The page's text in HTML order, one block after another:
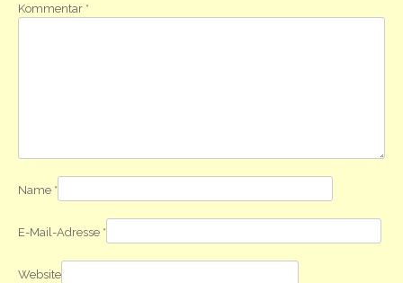
Kommentar *
Name *
E-Mail-Adresse *
Website